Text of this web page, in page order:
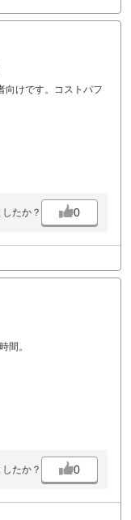
向けです。コストパフ
たか？ 0
間。
たか？ 0